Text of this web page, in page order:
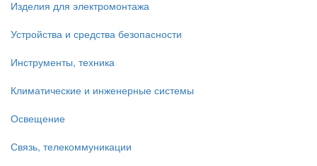
Изделия для электромонтажа
Устройства и средства безопасности
Инструменты, техника
Климатические и инженерные системы
Освещение
Связь, телекоммуникации